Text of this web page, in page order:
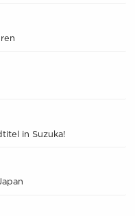
in Suzuka!